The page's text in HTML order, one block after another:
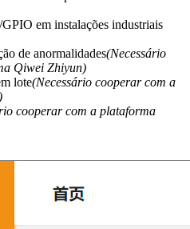
em instalações industriais
de anormalidades(Necessário
Qiwei Zhiyun)
lote(Necessário cooperar com a
cooperar com a plataforma